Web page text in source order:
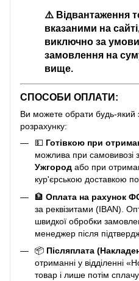
⚠️ Відвантаження
вказаними на
виключно за
замовлення на
вище.
СПОСОБИ ОПЛАТИ:
Ви можете обрати будь-який
розрахунку:
💵 Готівкою при
можлива при самовивозі
Ужгород або при
кур'єрською доставкою по
🏦 Оплата на рахунок
за реквізитами (IBAN).
швидкої обробки
менеджер після
📦 Післяплата
отриманні у відділенні
товар і лише потім